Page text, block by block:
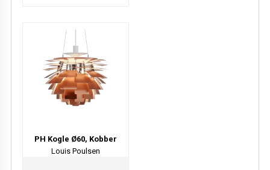
PH Kogle Ø60, Kobber
Louis Poulsen